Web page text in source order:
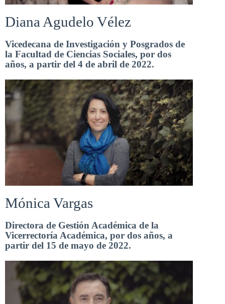
Diana Agudelo Vélez
Vicedecana de Investigación y Posgrados de
la Facultad de Ciencias Sociales, por dos
años, a partir del 4 de abril de 2022.
Mónica Vargas
Directora de Gestión Académica de la
Vicerrectoría Académica, por dos años, a
partir del 15 de mayo de 2022.